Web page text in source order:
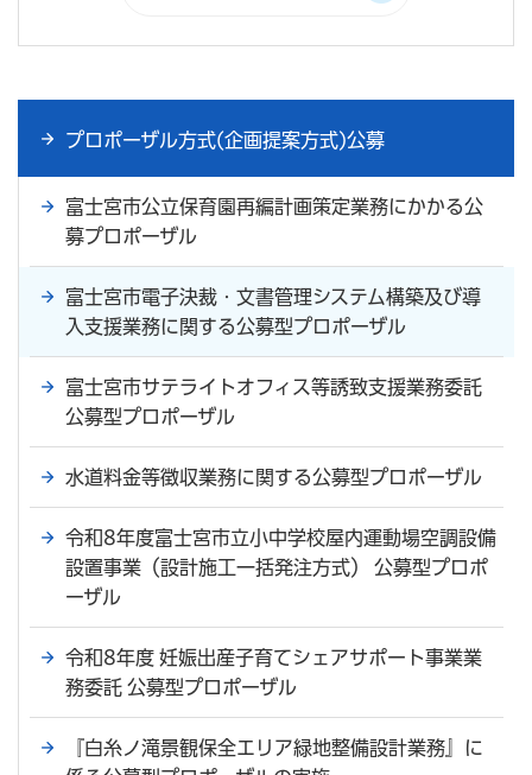
プロポーザル方式(企画提案方式)公募
富士宮市公立保育園再編計画策定業務にかかる公
募プロポーザル
富士宮市電子決裁・文書管理システム構築及び導
入支援業務に関する公募型プロポーザル
富士宮市サテライトオフィス等誘致支援業務委託
公募型プロポーザル
水道料金等徴収業務に関する公募型プロポーザル
令和8年度富士宮市立小中学校屋内運動場空調設備
設置事業（設計施工一括発注方式） 公募型プロポ
ーザル
令和8年度 妊娠出産子育てシェアサポート事業業
務委託 公募型プロポーザル
『白糸ノ滝景観保全エリア緑地整備設計業務』に